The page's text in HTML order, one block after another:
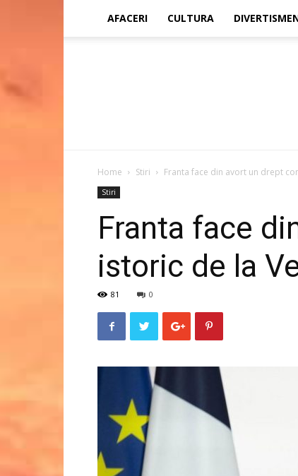
AFACERI CULTURA
Home Stiri Franta face din avort un drept
Stiri
Franta face
istoric de la
81 0